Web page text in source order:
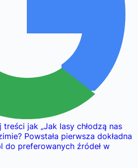
treści jak „Jak lasy chłodzą nas
Powstała pierwsza dokładna
do preferowanych źródeł w